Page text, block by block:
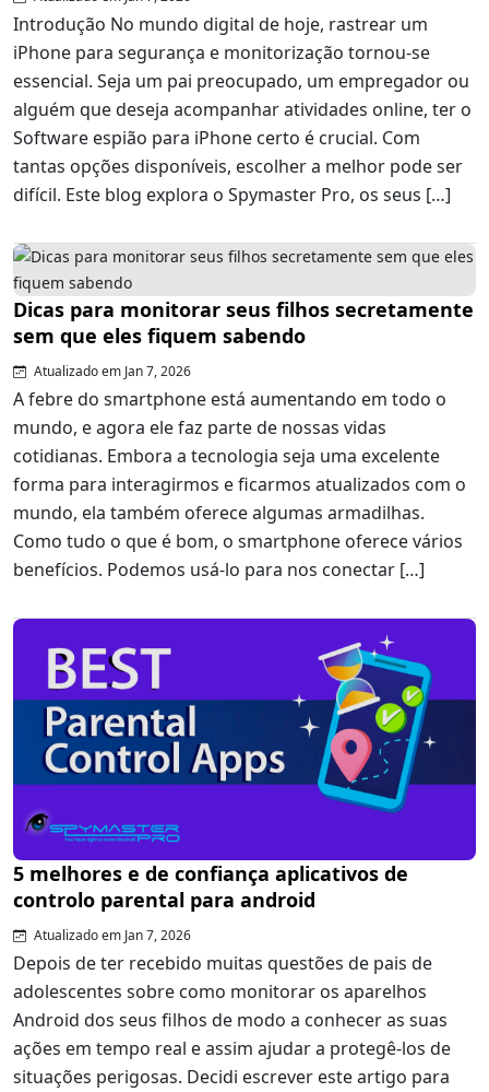
Introdução No mundo digital de hoje, rastrear um
iPhone para segurança e monitorização tornou-se
essencial. Seja um pai preocupado, um empregador ou
alguém que deseja acompanhar atividades online, ter o
Software espião para iPhone certo é crucial. Com
tantas opções disponíveis, escolher a melhor pode ser
difícil. Este blog explora o Spymaster Pro, os seus […]
Dicas para monitorar seus filhos secretamente
sem que eles fiquem sabendo
Atualizado em Jan 7, 2026
A febre do smartphone está aumentando em todo o
mundo, e agora ele faz parte de nossas vidas
cotidianas. Embora a tecnologia seja uma excelente
forma para interagirmos e ficarmos atualizados com o
mundo, ela também oferece algumas armadilhas.
Como tudo o que é bom, o smartphone oferece vários
benefícios. Podemos usá-lo para nos conectar […]
5 melhores e de confiança aplicativos de
controlo parental para android
Atualizado em Jan 7, 2026
Depois de ter recebido muitas questões de pais de
adolescentes sobre como monitorar os aparelhos
Android dos seus filhos de modo a conhecer as suas
ações em tempo real e assim ajudar a protegê-los de
situações perigosas. Decidi escrever este artigo para